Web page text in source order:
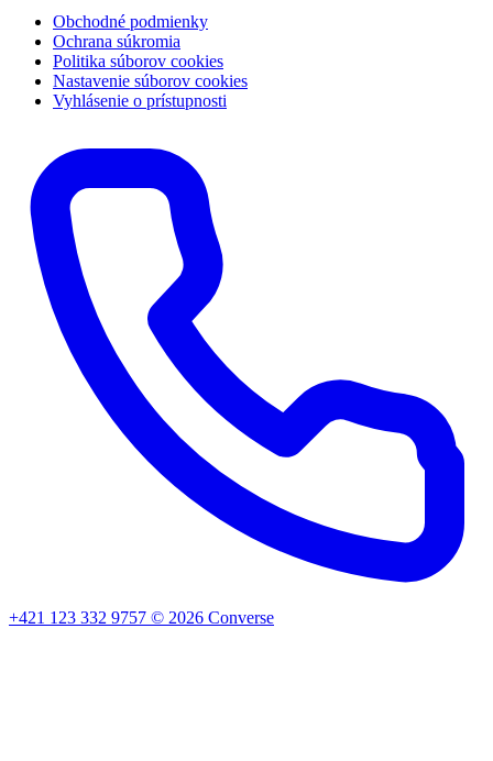
Obchodné podmienky
Ochrana súkromia
Politika súborov cookies
Nastavenie súborov cookies
Vyhlásenie o prístupnosti
+421 123 332 9757 © 2026 Converse